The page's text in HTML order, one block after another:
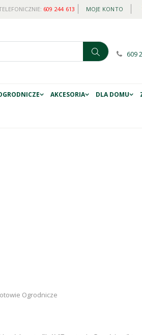
MOJE KONTO
609 244 613
609
AKCESORIA DLA DOMU
Ogrodnicze